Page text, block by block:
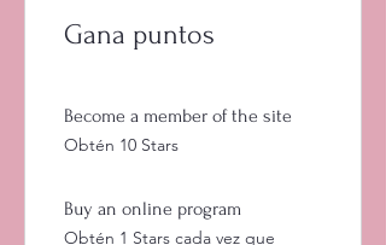
Gana puntos
Become a member of the site
Obtén 10 Stars
Buy an online program
Obtén 1 Stars cada vez que